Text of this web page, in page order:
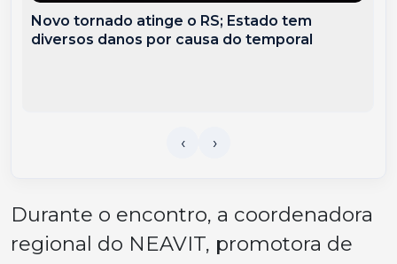
Novo tornado atinge o RS; Estado tem
diversos danos por causa do temporal
Durante o encontro, a coordenadora
regional do NEAVIT, promotora de